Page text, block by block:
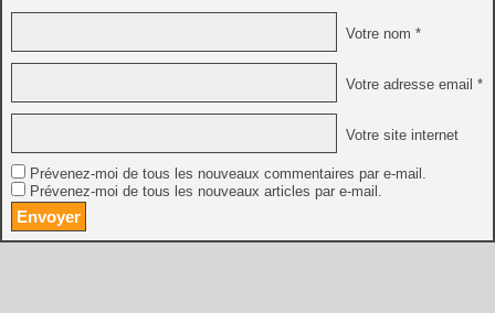
Votre nom *
Votre adresse email *
Votre site internet
Prévenez-moi de tous les nouveaux commentaires par e-mail.
Prévenez-moi de tous les nouveaux articles par e-mail.